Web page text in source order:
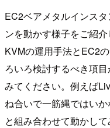
EC2ベアメタルインス
ンを動かす様子をご紹
KVMの運用手法とEC2
ろいろ検討するべき項
みてください。例えば
ね合いで一筋縄ではいか
と組み合わせて動かして